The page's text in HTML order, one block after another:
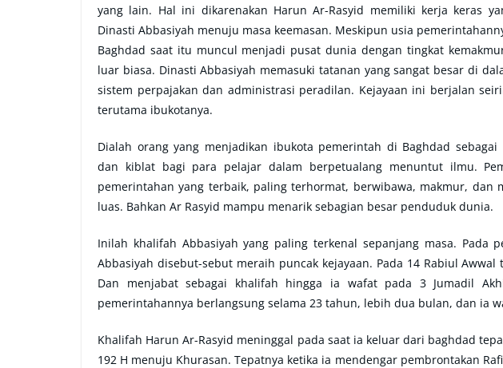
yang lain. Hal ini dikarenakan Harun Ar-Rasyid memiliki kerja keras
Dinasti Abbasiyah menuju masa keemasan. Meskipun usia
Baghdad saat itu muncul menjadi pusat dunia dengan tingkat
luar biasa. Dinasti Abbasiyah memasuki tatanan yang sangat besar di
sistem perpajakan dan administrasi peradilan. Kejayaan ini berjalan
terutama ibukotanya.
Dialah orang yang menjadikan ibukota pemerintah di Baghdad
dan kiblat bagi para pelajar dalam berpetualang menuntut ilmu.
pemerintahan yang terbaik, paling terhormat, berwibawa, makmur, dan
luas. Bahkan Ar Rasyid mampu menarik sebagian besar penduduk dunia.
Inilah khalifah Abbasiyah yang paling terkenal sepanjang masa. Pada
Abbasiyah disebut-sebut meraih puncak kejayaan. Pada 14 Rabiul
Dan menjabat sebagai khalifah hingga ia wafat pada 3 Jumadil
pemerintahannya berlangsung selama 23 tahun, lebih dua bulan, dan ia
Khalifah Harun Ar-Rasyid meninggal pada saat ia keluar dari baghdad
192 H menuju Khurasan. Tepatnya ketika ia mendengar pembrontakan